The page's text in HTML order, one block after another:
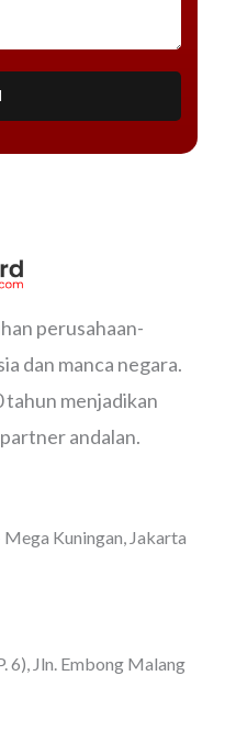
perusahaan-
dan manca negara.
tahun menjadikan
andalan.
Kuningan, Jakarta
6), Jln. Embong Malang